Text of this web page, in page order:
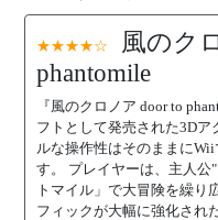
★★★★☆
風のク
phantomile
『風のクロノア door to
フトとして発売された3D
ルな操作性はそのままに
す。 プレイヤーは、主人
トマイル」で大冒険を繰り
フィックが大幅に強化され